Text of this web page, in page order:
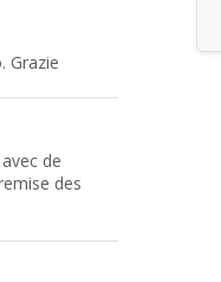
Grazie
de
des